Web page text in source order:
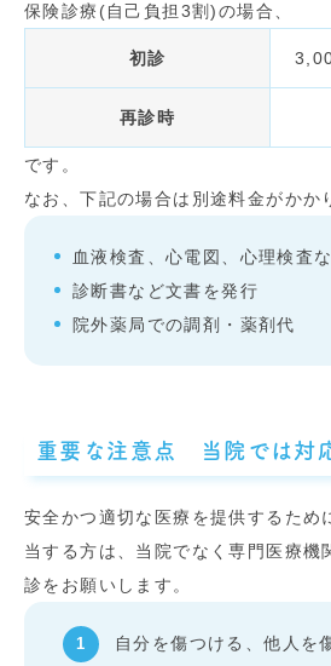
保険診療(自己負担3割)の場合、
初診
再診時
です。
なお、下記の場合は別途料金がかか
血液検査、心電図、心理検査
診断書など文書を発行
院外薬局での調剤・薬剤代
重要な注意点 当院では対
安全かつ適切な医療を提供するため
当する方は、当院でなく専門医療機
診をお願いします。
自分を傷つける、他人を